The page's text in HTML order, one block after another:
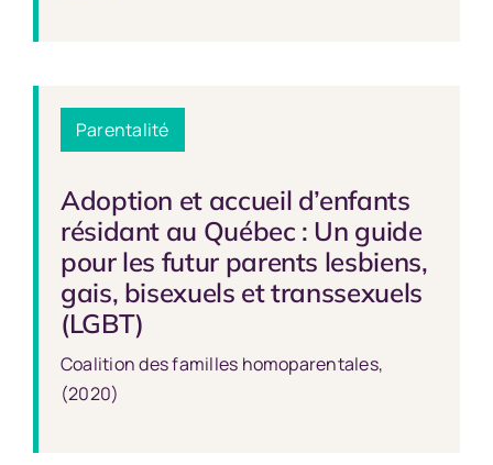
Parentalité
Adoption et accueil d’enfants
résidant au Québec : Un guide
pour les futur parents lesbiens,
gais, bisexuels et transsexuels
(LGBT)
Coalition des familles homoparentales,
(2020)